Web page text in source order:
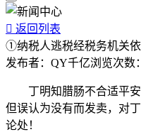
 返回列表
①纳税人逃税经税务机关
发布者： QY千亿浏览次数：
丁明知腊肠不合适平安
但误认为没有而发卖，对
论处！